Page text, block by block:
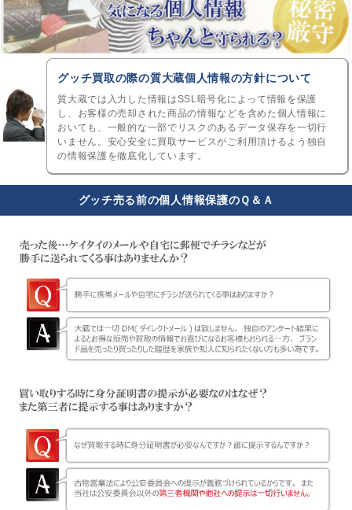
グッチ買取の際の質大蔵個人情報の方針について
質大蔵では入力した情報はSSL暗号化によって情報を保護
し、お客様の売却された商品の情報などを含めた個人情報に
おいても、一般的な一部でリスクのあるデータ保存を一切行
いません。安心安全に買取サービスがご利用頂けるよう独自
の情報保護を徹底化しています。
グッチ売る前の個人情報保護のＱ＆Ａ